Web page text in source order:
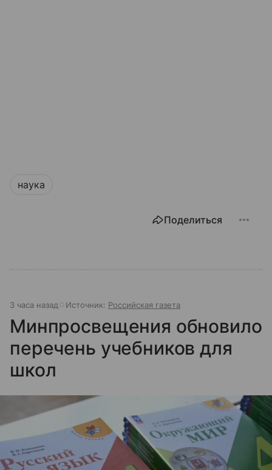
наука
Поделиться
3 часа назад Источник: Российская газета
Минпросвещения обновило
перечень учебников для
школ